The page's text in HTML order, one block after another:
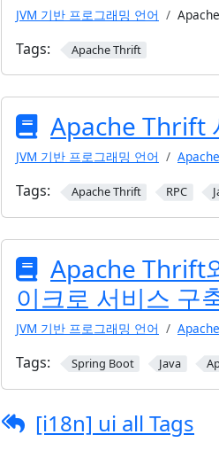
JVM 기반 프로그래밍 언어
Tags: Apache Thrift
Apache Thrift
JVM 기반 프로그래밍 언어
Tags: Apache Thrift RPC
Apache Thrift
이크로 서비스 구
JVM 기반 프로그래밍 언어
Tags: Spring Boot Java
[i18n] ui all Tags